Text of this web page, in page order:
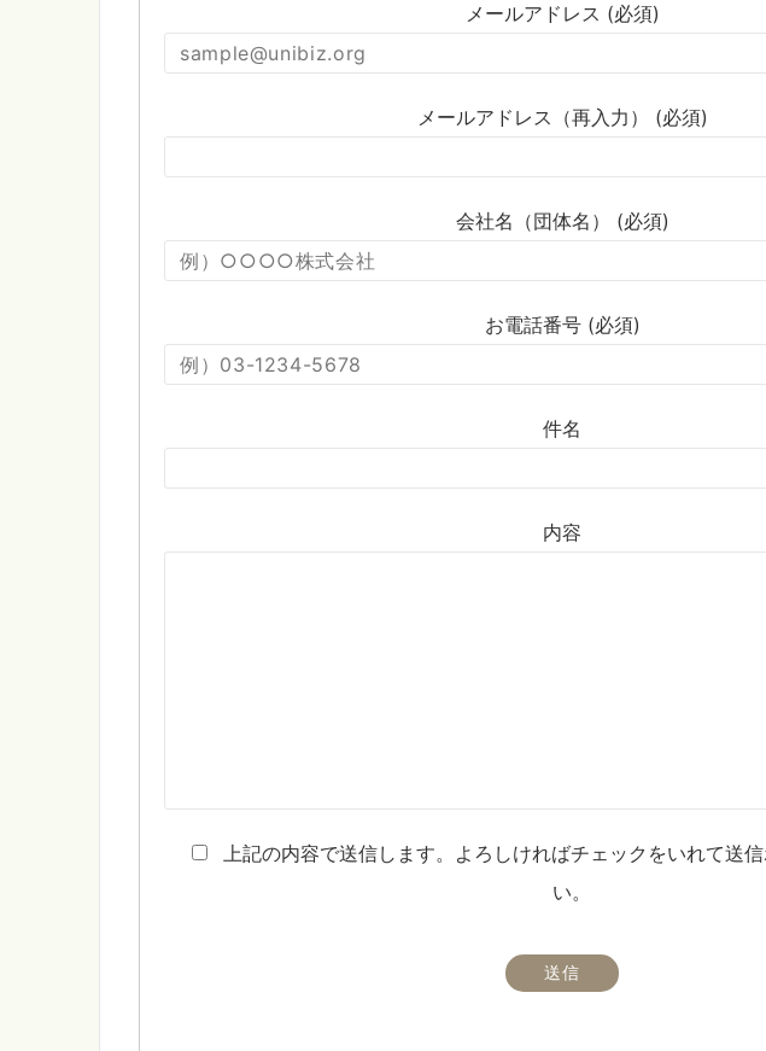
メールアドレス (必須)
メールアドレス（再入力） (必須)
会社名（団体名） (必須)
お電話番号 (必須)
件名
内容
上記の内容で送信します。よろしければチェックをいれて送
い。